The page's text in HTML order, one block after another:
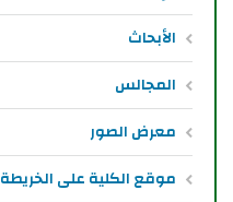
الأبحاث
المجالس
معرض الصور
موقع الكلية على الخريطة